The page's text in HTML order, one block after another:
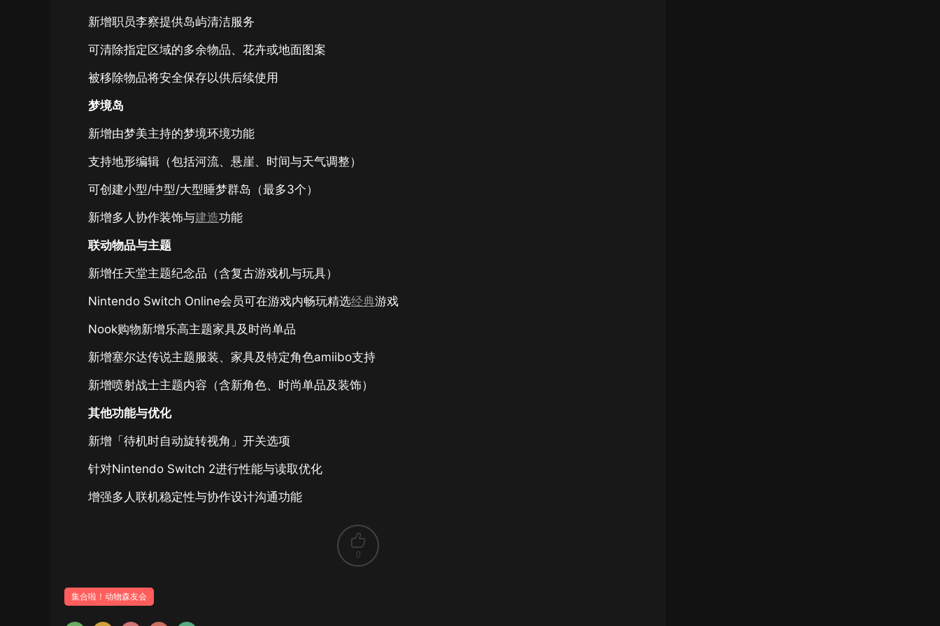
新增职员李察提供岛屿清洁服务
可清除指定区域的多余物品、花卉或地面图案
被移除物品将安全保存以供后续使用
梦境岛
新增由梦美主持的梦境环境功能
支持地形编辑（包括河流、悬崖、时间与天气调整）
可创建小型/中型/大型睡梦群岛（最多3个）
新增多人协作装饰与建造功能
联动物品与主题
新增任天堂主题纪念品（含复古游戏机与玩具）
Nintendo Switch Online会员可在游戏内畅玩精选经典游戏
Nook购物新增乐高主题家具及时尚单品
新增塞尔达传说主题服装、家具及特定角色amiibo支持
新增喷射战士主题内容（含新角色、时尚单品及装饰）
其他功能与优化
新增「待机时自动旋转视角」开关选项
针对Nintendo Switch 2进行性能与读取优化
增强多人联机稳定性与协作设计沟通功能
0
集合啦！动物森友会